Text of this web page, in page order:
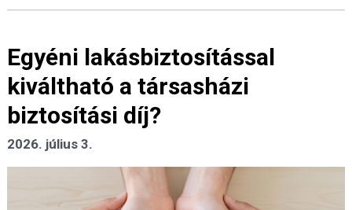
Egyéni lakásbiztosítással
kiváltható a társasházi
biztosítási díj?
2026. július 3.